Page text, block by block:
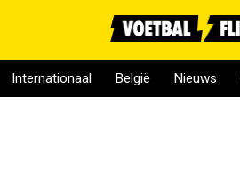
Internationaal België Nieuws